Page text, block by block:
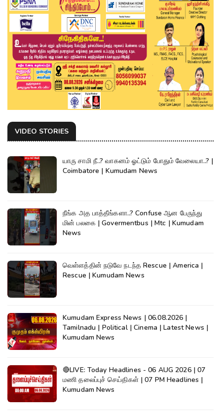
VIDEO STORIES
யாரு சாமி நீ..? வாகனம் ஓட்டும் போதும் வேலையா..? |
Coimbatore | Kumudam News
நீங்க அத பாத்தீங்களா..? Confuse ஆன பேருந்து
மின் பலகை | Govermentbus | Mtc | Kumudam
News
வெள்ளத்தின் நடுவே நடந்த Rescue | America |
Rescue | Kumudam News
Kumudam Express News | 06.08.2026 |
Tamilnadu | Political | Cinema | Latest News |
Kumudam News
🔴LIVE: Today Headlines - 06 AUG 2026 | 07
மணி தலைப்புச் செய்திகள் | 07 PM Headlines |
Kumudam News